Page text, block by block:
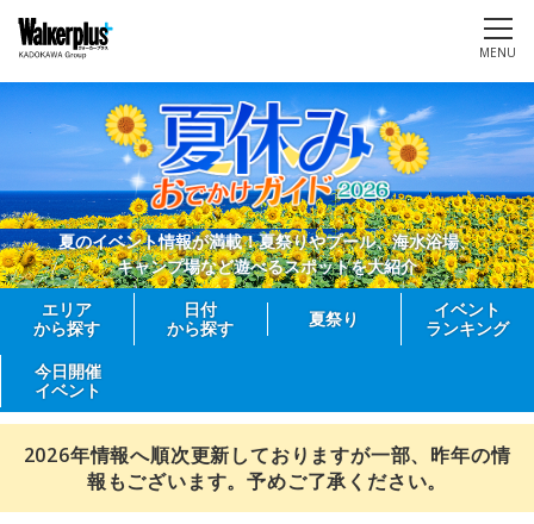
MENU
夏のイベント情報が満載！夏祭りやプール、海水浴場、
キャンプ場など遊べるスポットを大紹介
エリア
から探す
日付
から探す
夏祭り
イベント
ランキング
今日開催
イベント
2026年情報へ順次更新しておりますが一部、昨年の情
報もございます。予めご了承ください。